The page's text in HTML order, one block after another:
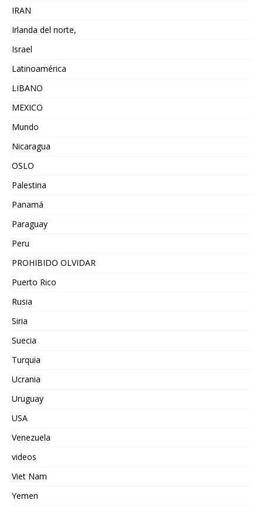
IRAN
Irlanda del norte,
Israel
Latinoamérica
LIBANO
MEXICO
Mundo
Nicaragua
OSLO
Palestina
Panamá
Paraguay
Peru
PROHIBIDO OLVIDAR
Puerto Rico
Rusia
Siria
Suecia
Turquia
Ucrania
Uruguay
USA
Venezuela
videos
Viet Nam
Yemen